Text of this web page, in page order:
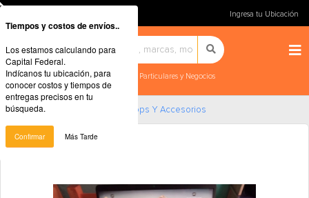
Ingresa tu Ubicación
Particulares y Negocios
Home Laptops Y Accesorios
Notebook HP 14.
Tiempos y costos de envíos..
Los estamos calculando para
Capital Federal.
Indícanos tu ubicación, para
conocer costos y tiempos de
entregas precisos en tu
búsqueda.
Confirmar Más Tarde